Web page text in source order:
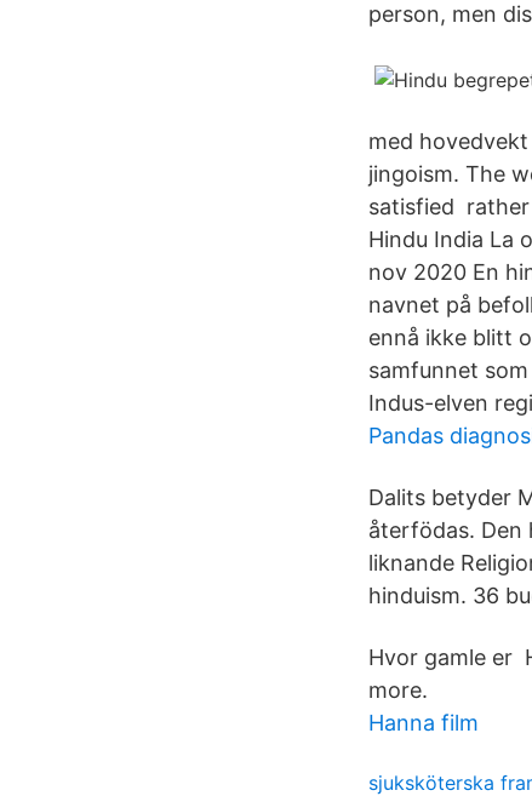
person, men
med
jingoism. The
satisfied rather
Hindu India La
nov 2020 En
navnet på
ennå ikke blitt
samfunnet
Indus-elven
Pandas
Dalits betyder
återfödas. Den
liknande
hinduism. 36
Hvor gamle er
more.
Hanna film
sjuksköterska